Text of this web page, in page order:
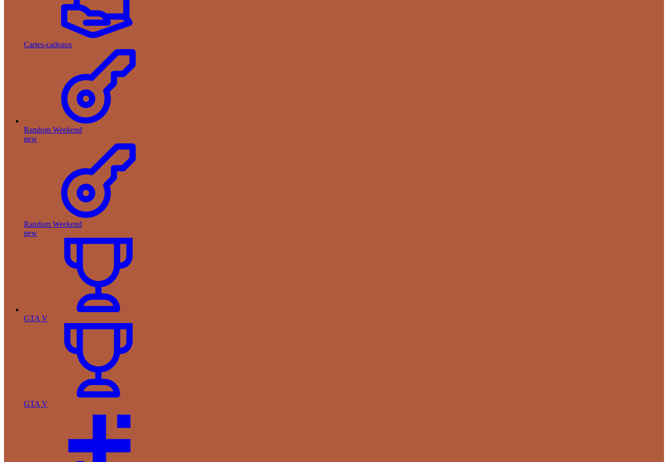
Cartes-cadeaux
Random Weekend
new
Random Weekend
new
GTA V
GTA V